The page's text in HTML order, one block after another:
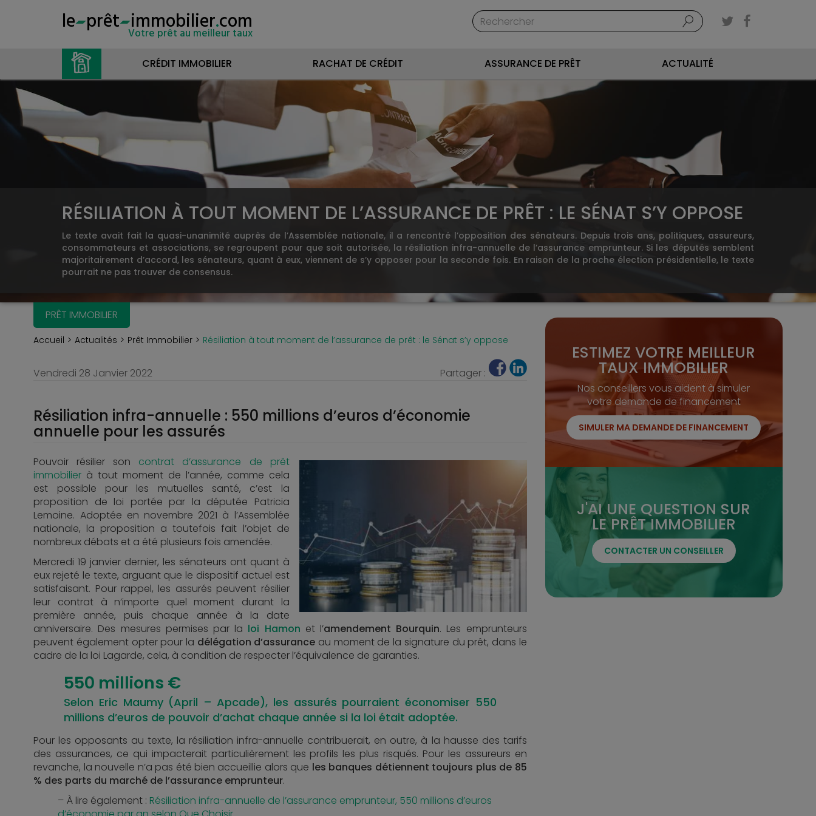
le prêt immobilier.com
Votre prêt au meilleur taux
CRÉDIT IMMOBILIER RACHAT DE CRÉDIT ASSURANCE DE PRÊT ACTUALITÉ
RÉSILIATION À TOUT MOMENT DE L’ASSURANCE DE PRÊT : LE SÉNAT S’Y OPPOSE
Le texte avait fait la quasi-unanimité auprès de l’Assemblée nationale, il a rencontré l’opposition des sénateurs. Depuis trois ans, politiques, assureurs,
consommateurs et associations, se regroupent pour que soit autorisée, la résiliation infra-annuelle de l’assurance emprunteur. Si les députés semblent
majoritairement d’accord, les sénateurs, quant à eux, viennent de s’y opposer pour la seconde fois. En raison de la proche élection présidentielle, le texte
pourrait ne pas trouver de consensus.
PRÊT IMMOBILIER
Accueil Actualités Prêt Immobilier Résiliation à tout moment de l’assurance de prêt : le Sénat s’y oppose
Vendredi 28 Janvier 2022 Partager :
Résiliation infra-annuelle : 550 millions d’euros d’économie
annuelle pour les assurés
Pouvoir résilier son contrat d’assurance de prêt
immobilier à tout moment de l’année, comme cela
est possible pour les mutuelles santé, c’est la
proposition de loi portée par la députée Patricia
Lemoine. Adoptée en novembre 2021 à l’Assemblée
nationale, la proposition a toutefois fait l’objet de
nombreux débats et a été plusieurs fois amendée.
Mercredi 19 janvier dernier, les sénateurs ont quant à
eux rejeté le texte, arguant que le dispositif actuel est
satisfaisant. Pour rappel, les assurés peuvent résilier
leur contrat à n’importe quel moment durant la
première année, puis chaque année à la date
anniversaire. Des mesures permises par la loi Hamon et l’amendement Bourquin. Les emprunteurs
peuvent également opter pour la délégation d’assurance au moment de la signature du prêt, dans le
cadre de la loi Lagarde, cela, à condition de respecter l’équivalence de garanties.
550 millions €
Selon Eric Maumy (April – Apcade), les assurés pourraient économiser 550
millions d’euros de pouvoir d’achat chaque année si la loi était adoptée.
Pour les opposants au texte, la résiliation infra-annuelle contribuerait, en outre, à la hausse des tarifs
des assurances, ce qui impacterait particulièrement les profils les plus risqués. Pour les assureurs en
revanche, la nouvelle n’a pas été bien accueillie alors que les banques détiennent toujours plus de 85
% des parts du marché de l’assurance emprunteur.
À lire également : Résiliation infra-annuelle de l’assurance emprunteur, 550 millions d’euros
ESTIMEZ VOTRE MEILLEUR
TAUX IMMOBILIER
Nos conseillers vous aident à simuler
votre demande de financement
SIMULER MA DEMANDE DE FINANCEMENT
J'AI UNE QUESTION SUR
LE PRÊT IMMOBILIER
CONTACTER UN CONSEILLER